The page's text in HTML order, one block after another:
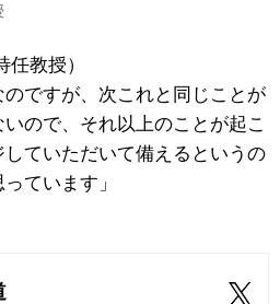
任教授）
のですが、次これと同じことが
ので、それ以上のことが起こ
ていただいて備えるというの
ています」